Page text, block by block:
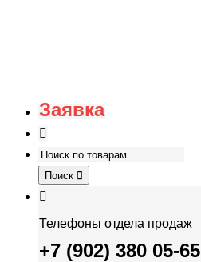
Заявка
Поиск
Телефоны отдела продаж
+7 (902) 380 05-65